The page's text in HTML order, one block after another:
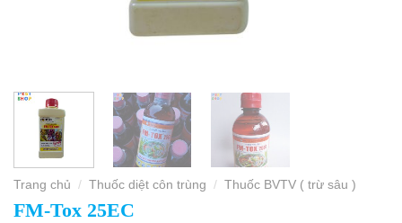
Trang chủ / Thuốc diệt côn trùng / Thuốc BVTV ( trừ sâu )
FM-Tox 25EC